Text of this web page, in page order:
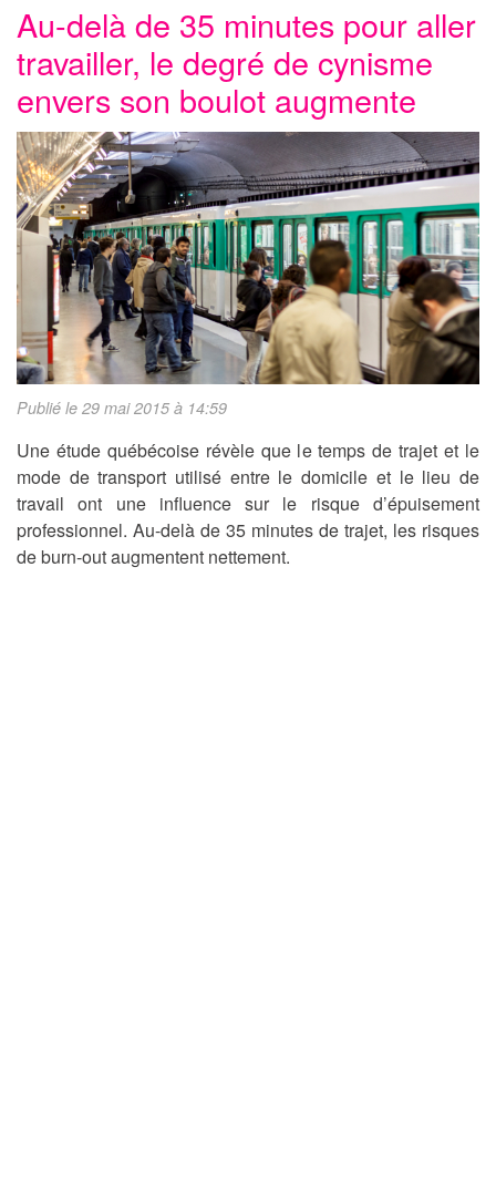
Au-delà de 35 minutes pour aller
travailler, le degré de cynisme
envers son boulot augmente
Publié le 29 mai 2015 à 14:59
Une étude québécoise révèle que le temps de trajet et le
mode de transport utilisé entre le domicile et le lieu de
travail ont une influence sur le risque d’épuisement
professionnel. Au-delà de 35 minutes de trajet, les risques
de burn-out augmentent nettement.